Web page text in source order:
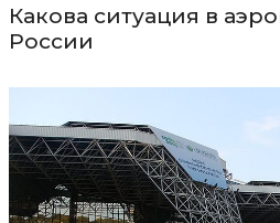
Какова ситуация в
России